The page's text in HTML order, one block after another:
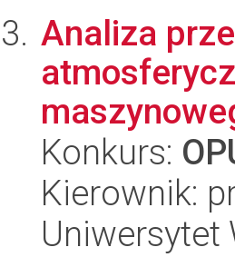
Analiza
Konkurs:
Kierownik:
Uniwersytet